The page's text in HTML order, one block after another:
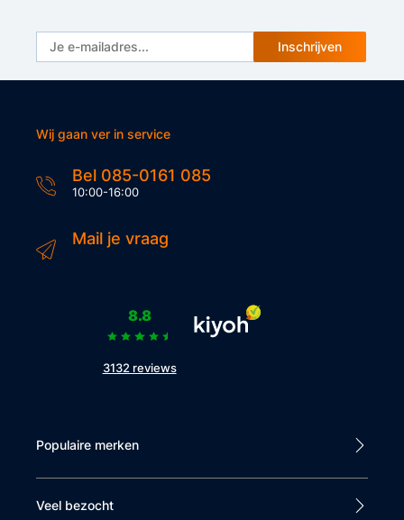
Inschrijven
Wij gaan ver in service
Bel 085-0161 085
10:00-16:00
Mail je vraag
8.8
3132 reviews
Populaire merken
Veel bezocht